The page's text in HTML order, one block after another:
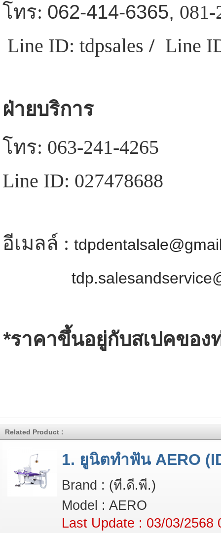
โทร: 062-414-6365,
Line ID: tdpsales / Line
ฝ่ายบริการ
โทร: 063-241-4265
Line ID: 027478688
อีเมลล์ :
*ราคาขึ้นอยู่กับสเปคของ
Related Product :
1. ยูนิตทำฟัน AERO
Brand : (ที.ดี.พี.)
Model : AERO
Last Update : 03/03/2568